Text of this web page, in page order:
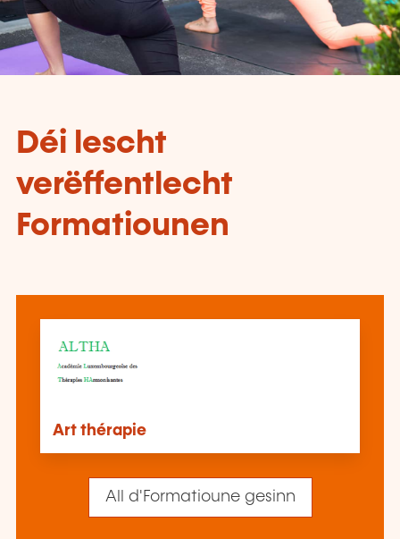
Déi lescht
verëffentlecht
Formatiounen
Art thérapie
All d'Formatioune gesinn